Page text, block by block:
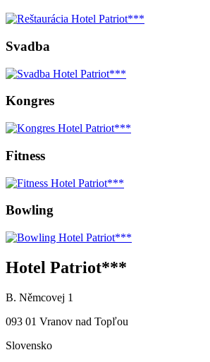
Svadba
Kongres
Fitness
Bowling
Hotel Patriot***
B. Němcovej 1
093 01 Vranov nad Topľou
Slovensko